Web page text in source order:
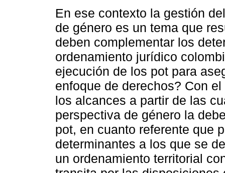
En ese contexto la gestión
de género es un tema que
deben complementar los
ordenamiento jurídico
ejecución de los pot para
enfoque de derechos? Con
los alcances a partir de las
perspectiva de género la
pot, en cuanto referente que
determinantes a los que se
un ordenamiento territorial